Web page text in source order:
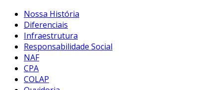
Nossa História
Diferenciais
Infraestrutura
Responsabilidade Social
NAF
CPA
COLAP